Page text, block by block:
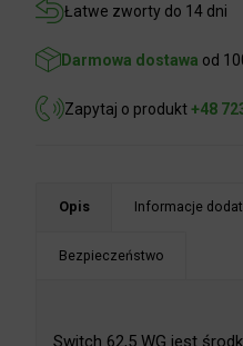
Łatwe zworty do 14 dni
Darmowa dostawa od
Zapytaj o produkt+48
Opis Informacje
Bezpieczeństwo
Switch 62,5 WG jest